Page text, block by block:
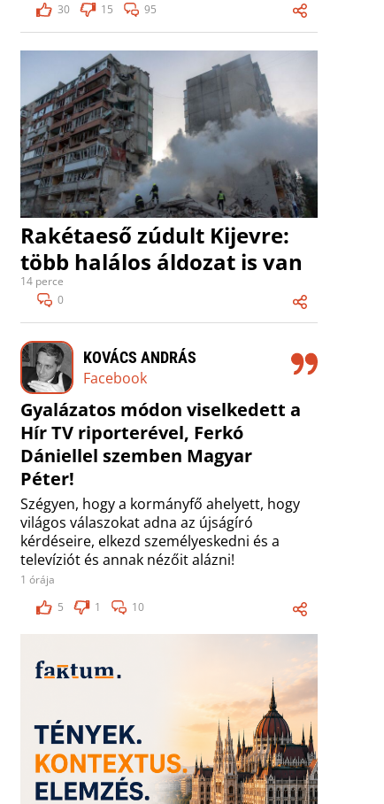
30
15 95
Rakétaeső zúdult Kijevre:
több halálos áldozat is van
14 perce
0
KOVÁCS ANDRÁS
Facebook
Gyalázatos módon viselkedett a
Hír TV riporterével, Ferkó
Dániellel szemben Magyar
Péter!
Szégyen, hogy a kormányfő ahelyett, hogy
világos válaszokat adna az újságíró
kérdéseire, elkezd személyeskedni és a
televíziót és annak nézőit alázni!
1 órája
5
1 10